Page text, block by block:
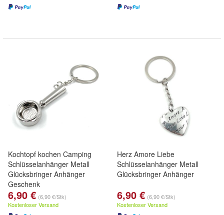
Kochtopf kochen Camping
Schlüsselanhänger Metall
Glücksbringer Anhänger
Geschenk
6,90 € (6,90 €/Stk)
Kostenloser Versand
Herz Amore Liebe
Schlüsselanhänger Metall
Glücksbringer Anhänger
6,90 € (6,90 €/Stk)
Kostenloser Versand